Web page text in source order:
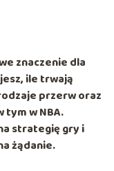
znaczenie dla
ile trwają
przerw oraz
tym w NBA.
strategię gry i
żądanie.